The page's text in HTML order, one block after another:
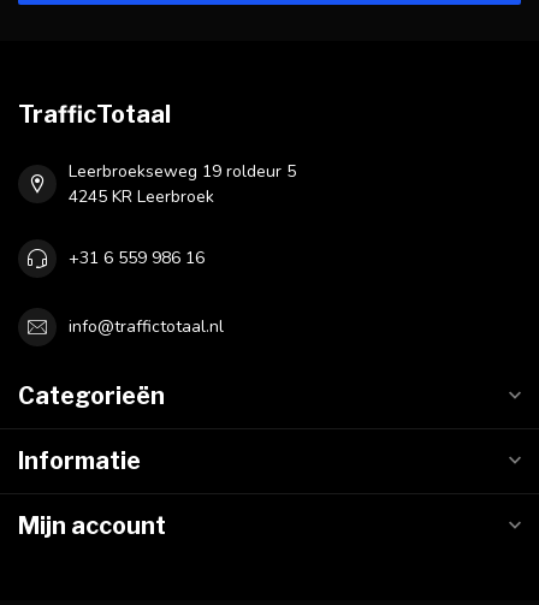
TrafficTotaal
Leerbroekseweg 19 roldeur 5
4245 KR Leerbroek
+31 6 559 986 16
info@traffictotaal.nl
Categorieën
Informatie
Mijn account